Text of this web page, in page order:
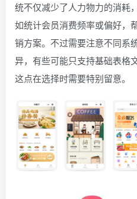
统不仅减少了人力物力的消耗
如统计会员消费频率或偏好，
销方案。不过需要注意不同系
异，有些可能只支持基础表格
这点在选择时需要特别留意。